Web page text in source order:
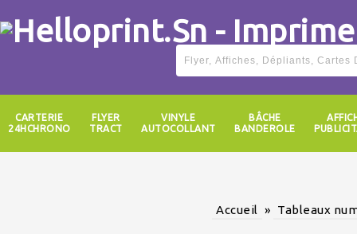
CARTERIE
24HCHRONO
FLYER
TRACT
VINYLE
AUTOCOLLANT
BÂCHE
BANDEROLE
Accueil » Tableaux